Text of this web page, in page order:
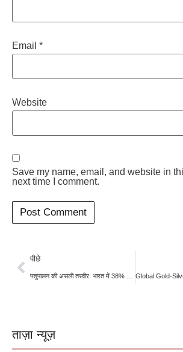
Email *
Website
Save my name, email, and website in
next time I comment.
पीछे
ताज़ा न्यूज़